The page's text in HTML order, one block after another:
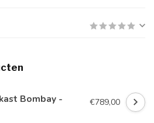
Bombay - €789,00